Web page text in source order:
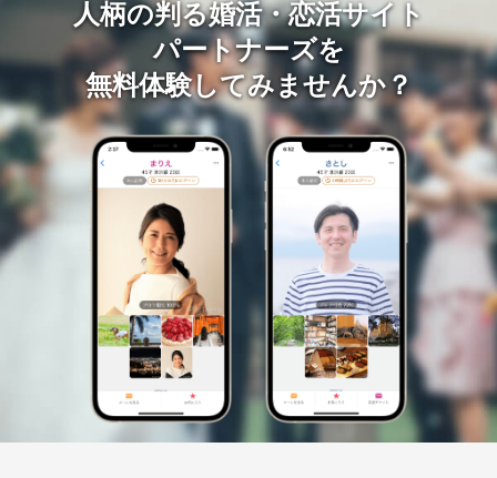
人柄の判る婚活・恋活サイト
パートナーズを
無料体験してみませんか？